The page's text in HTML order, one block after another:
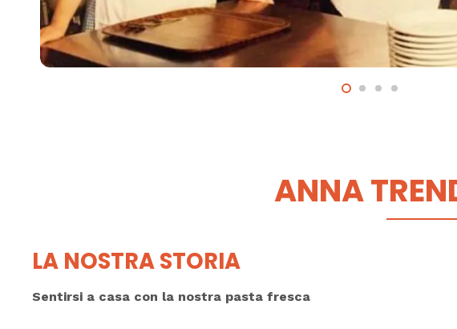
ANNA
LA NOSTRA STORIA
Sentirsi a casa con la nostra pasta fresca